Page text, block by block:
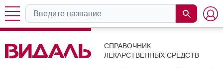
СПРАВОЧНИК
ЛЕКАРСТВЕННЫХ СРЕДСТВ